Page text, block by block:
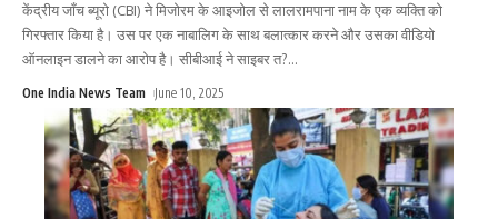
केंद्रीय जाँच ब्यूरो (CBI) ने मिजोरम के आइजोल से लालरामपाना नाम के एक व्यक्ति को
गिरफ्तार किया है। उस पर एक नाबालिग के साथ बलात्कार करने और उसका वीडियो
ऑनलाइन डालने का आरोप है। सीबीआई ने साइबर त?...
One India News Team June 10, 2025